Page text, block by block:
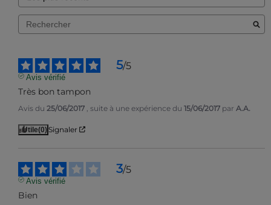
5/5
Avis vérifié
Très bon tampon
Avis du 25/06/2017 , suite à une expérience du 15/06/2017 par A.A.
Utile(0)Signaler
3/5
Avis vérifié
Bien